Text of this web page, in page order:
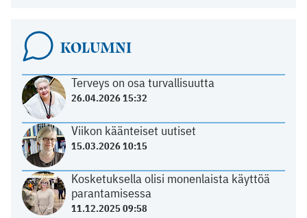
KOLUMNI
Terveys on osa turvallisuutta
26.04.2026 15:32
Viikon käänteiset uutiset
15.03.2026 10:15
Kosketuksella olisi monenlaista käyttöä
parantamisessa
11.12.2025 09:58